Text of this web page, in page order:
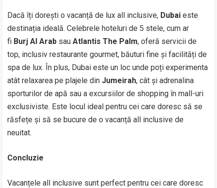
Dacă îți dorești o vacanță de lux all inclusive, Dubai este
destinația ideală. Celebrele hoteluri de 5 stele, cum ar
fi Burj Al Arab sauAtlantis The Palm, oferă servicii de
top, inclusiv restaurante gourmet, băuturi fine și facilități de
spa de lux. În plus, Dubai este un loc unde poți experimenta
atât relaxarea pe plajele din Jumeirah, cât și adrenalina
sporturilor de apă sau a excursiilor de shopping în mall-uri
exclusiviste. Este locul ideal pentru cei care doresc să se
răsfețe și să se bucure de o vacanță all inclusive de
neuitat.
Concluzie
Vacanțele all inclusive sunt perfect pentru cei care doresc